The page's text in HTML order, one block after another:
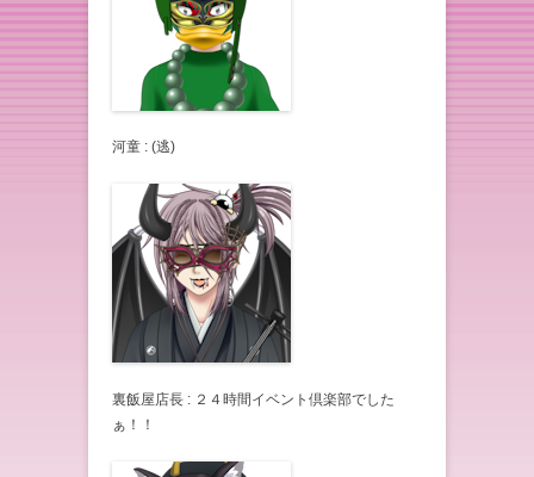
河童 : (逃)
裏飯屋店長 : ２４時間イベント倶楽部でした
ぁ！！